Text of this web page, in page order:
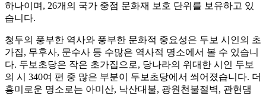
하나이며, 26개의 국가 중점 문화재 보호 단위를 보유하고 있
습니다.
청두의 풍부한 역사와 풍부한 문화적 중요성은 두보 시인의 초
가집, 무후사, 문수사 등 수많은 역사적 명소에서 볼 수 있습니
다. 두보초당은 작은 초가집으로, 당나라의 위대한 시인 두보
의 시 340여 편 중 많은 부분이 두보초당에서 씌어졌습니다. 더
흥미로운 명소로는 아미산, 낙산대불, 광원천불절벽, 관현댐